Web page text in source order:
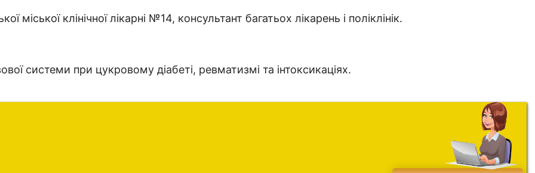
міської клінічної лікарні №14, консультант багатьох лікарень і поліклінік.
системи при цукровому діабеті, ревматизмі та інтоксикаціях.